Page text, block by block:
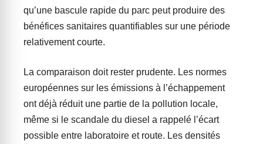
qu’une bascule rapide du parc peut produire des
bénéfices sanitaires quantifiables sur une période
relativement courte.
La comparaison doit rester prudente. Les normes
européennes sur les émissions à l’échappement
ont déjà réduit une partie de la pollution locale,
même si le scandale du diesel a rappelé l’écart
possible entre laboratoire et route. Les densités